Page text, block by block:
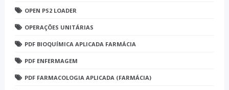
OPEN PS2 LOADER
OPERAÇÕES UNITÁRIAS
PDF BIOQUÍMICA APLICADA FARMÁCIA
PDF ENFERMAGEM
PDF FARMACOLOGIA APLICADA (FARMÁCIA)